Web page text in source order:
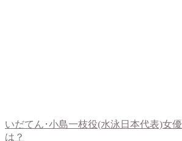
いだてん･小島一枝役(水泳日本代表)女
は？